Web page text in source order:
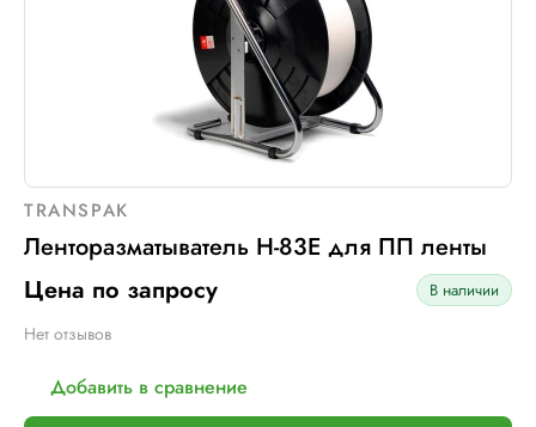
TRANSPAK
Ленторазматыватель H-83Е для ПП ленты
Цена по запросу
В наличии
Нет отзывов
Добавить в сравнение